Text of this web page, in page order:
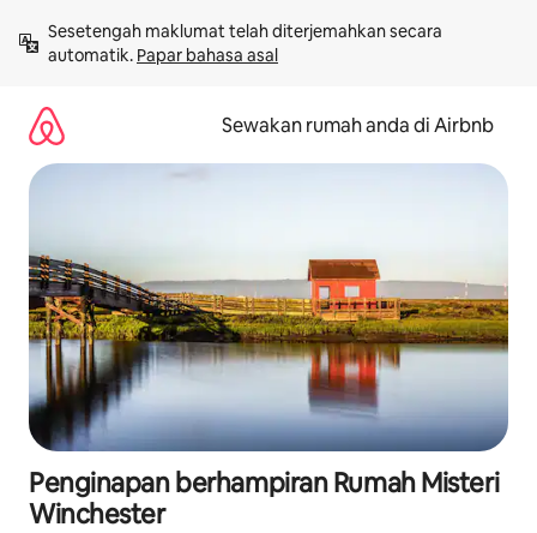
kandungan
Sesetengah maklumat telah diterjemahkan secara
automatik. Papar bahasa asal
Sewakan rumah anda di Airbnb
Penginapan berhampiran Rumah Misteri
Winchester